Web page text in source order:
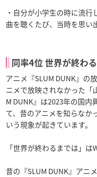
・自分が小学生の時に流
曲を聴くたび、当時を思い
同率4位 世界が終わ
アニメ『SLUM DUNK』の
ニメで放映されなかった「
M DUNK』は2023年の国内
て、昔のアニメを知らなか
いう現象が起きています。
「世界が終わるまでは」は
昔の『SLUM DUNK』アニ